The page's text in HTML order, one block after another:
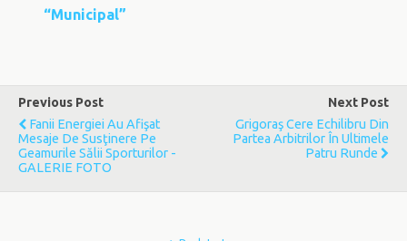
“Municipal”
Previous Post
Fanii Energiei Au Afişat
Mesaje De Susţinere Pe
Geamurile Sălii Sporturilor -
GALERIE FOTO
Next Post
Grigoraş Cere Echilibru Din
Partea Arbitrilor În Ultimele
Patru Runde